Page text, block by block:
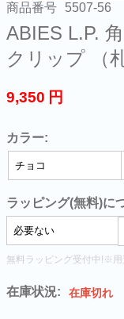
商品番号 5507-56
ABIES L.P.
クリップ （
9,350 円
カラー:
ラッピング(無料)に
無料ラッピング受付中!※
在庫状況: 在庫切れ